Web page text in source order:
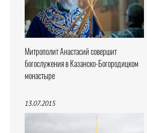
Митрополит Анастасий совершит
богослужения в Казанско-Богородицком
монастыре
13.07.2015